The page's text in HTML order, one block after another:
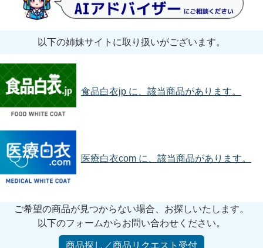
以下の姉妹サイトに取り扱いがございます。
食品白衣jp に、該当商品があります。
医療白衣com に、該当商品があります。
ご希望の商品が見つからない場合、お探しいたします。
以下のフォームからお問い合わせください。
商品探し／商品リクエスト受付